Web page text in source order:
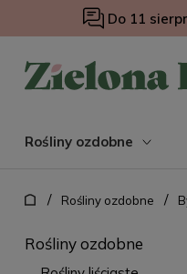
Do 11
Rośliny ozdobne
/ Rośliny ozdobne /
Rośliny ozdobne